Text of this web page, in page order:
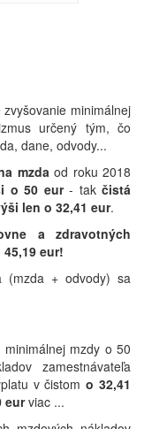
minimálnej
určený tým, čo
dane, odvody...
mzdaod roku 2018
o 50 eur- tak čistá
len o 32,41 eur.
a zdravotných
eur!
(mzda + odvody) sa
mzdy o 50
zamestnávateľa
v čistomo 32,41
eurviac ...